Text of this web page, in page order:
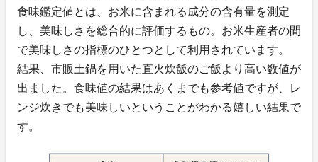
食味鑑定値とは、お米に含まれる成分の含有量を測定
し、美味しさを総合的に評価するもの。お米生産者の間
で美味しさの指標のひとつとして利用されています。
結果、市販土鍋を用いた直火炊飯のご飯より高い数値が
出ました。食味値の結果はあくまでも参考値ですが、レ
ンジ炊きでも美味しいということがわかる嬉しい結果で
す。